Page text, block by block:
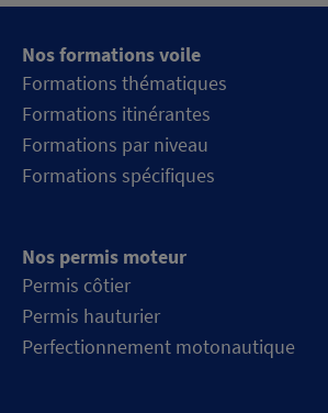
Nos formations voile
Formations thématiques
Formations itinérantes
Formations par niveau
Formations spécifiques
Nos permis moteur
Permis côtier
Permis hauturier
Perfectionnement motonautique